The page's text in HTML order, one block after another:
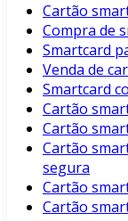
Cartão
Compra de
Smartcard
Venda de
Smartcard
Cartão
Cartão
Cartão
segura
Cartão
Cartão